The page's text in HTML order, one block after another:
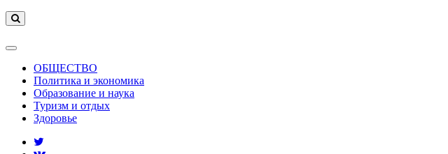
ОБЩЕСТВО
Политика и экономика
Образование и наука
Туризм и отдых
Здоровье